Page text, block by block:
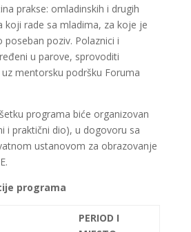
prakse: omladinskih i drugih
koji rade sa mladima, za koje je
poziv. Polaznici i
u parove, sprovoditi
mentorsku podršku Foruma
programa biće organizovan
i praktični dio), u dogovoru sa
ustanovom za obrazovanje
programa
PERIOD I